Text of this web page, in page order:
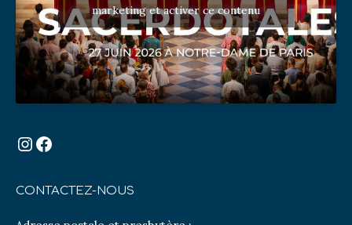
marketing et activer ce contenu
Instagram
Facebook
CONTACTEZ-NOUS